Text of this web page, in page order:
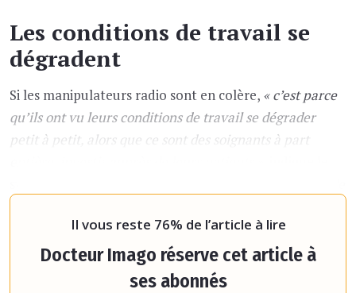
Les conditions de travail se
dégradent
Si les manipulateurs radio sont en colère, « c’est parce
qu’ils ont vu leurs conditions de travail se dégrader
petit à petit, alors que ce sont des soignants à part
Il vous reste 76% de l’article à lire
Docteur Imago réserve cet article à
ses abonnés